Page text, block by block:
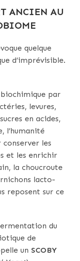
ANCIEN AU
quelque
d’imprévisible.
par
levures,
en acides,
l’humanité
conserver les
et les enrichir
la choucroute
lacto-
reposent sur ce
du
de
un SCOBY